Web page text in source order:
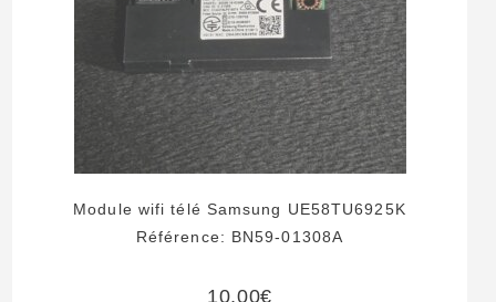
Module wifi télé Samsung UE58TU6925K
Référence: BN59-01308A
10,00€